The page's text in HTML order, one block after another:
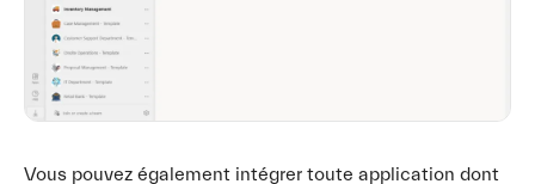
Vous pouvez également intégrer toute application dont